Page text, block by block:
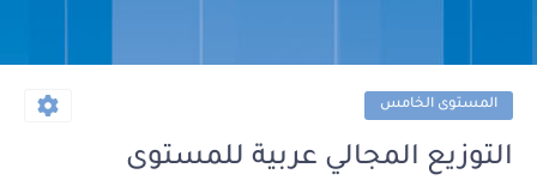
المستوى الخامس
التوزيع المجالي عربية للمستوى